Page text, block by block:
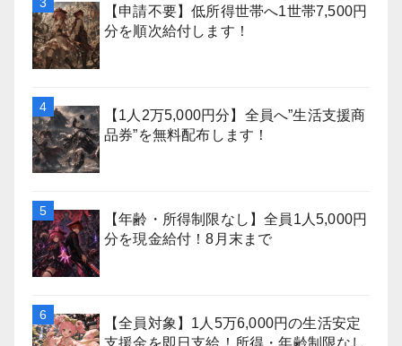
【申請不要】低所得世帯へ1世帯7,500円
分を順次給付します！
【1人2万5,000円分】全員へ”生活支援商
品券”を無料配布します！
【年齢・所得制限なし】全員1人5,000円
分を現金給付！8月末まで
【全員対象】1人5万6,000円の生活安定